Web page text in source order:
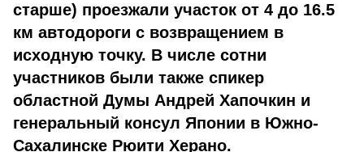
старше) проезжали участок от 4 до 16.5
км автодороги с возвращением в
исходную точку. В числе сотни
участников были также спикер
областной Думы Андрей Хапочкин и
генеральный консул Японии в Южно-
Сахалинске Рюити Херано.